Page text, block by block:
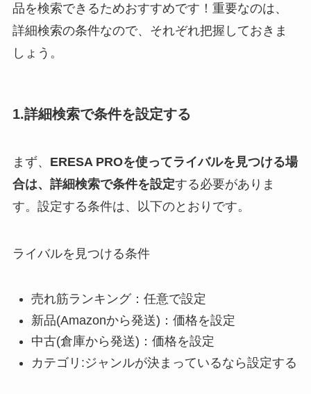
品を検索できるためおすすめです！重要なのは、
詳細検索の条件なので、それぞれ把握しておきま
しょう。
1.詳細検索で条件を設定する
まず、 ERESA PROを使ってライバルを見つける場
合は、詳細検索で条件を設定する必要がありま
す。設定する条件は、以下のとおりです。
ライバルを見つける条件
売れ筋ランキング：任意で設定
新品(Amazonから発送)：価格を設定
中古(倉庫から発送)：価格を設定
カテゴリ:ジャンルが決まっているなら設定する